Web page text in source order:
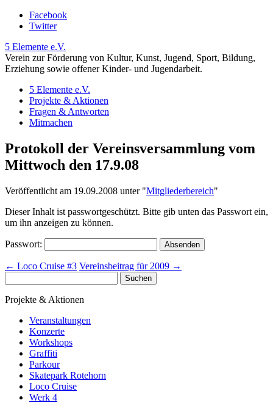
Facebook
Twitter
5 Elemente e.V.
Verein zur Förderung von Kultur, Kunst, Jugend, Sport, Bildung,
Erziehung sowie offener Kinder- und Jugendarbeit.
5 Elemente e.V.
Projekte & Aktionen
Fragen & Antworten
Mitmachen
Protokoll der Vereinsversammlung vom
Mittwoch den 17.9.08
Veröffentlicht am 19.09.2008 unter "Mitgliederbereich"
Dieser Inhalt ist passwortgeschützt. Bitte gib unten das Passwort ein,
um ihn anzeigen zu können.
Passwort:
← Loco Cruise #3 Vereinsbeitrag für 2009 →
nach:
Projekte & Aktionen
Veranstaltungen
Konzerte
Workshops
Graffiti
Parkour
Skatepark Rotehorn
Loco Cruise
Werk 4